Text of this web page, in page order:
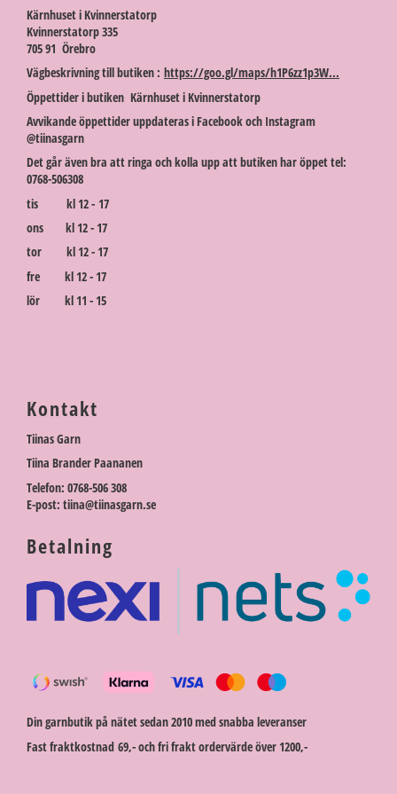
Kärnhuset i Kvinnerstatorp
Kvinnerstatorp 335
705 91 Örebro
Vägbeskrivning till butiken : https://goo.gl/maps/h1P6zz1p3W...
Öppettider i butiken Kärnhuset i Kvinnerstatorp
Avvikande öppettider uppdateras i Facebook och Instagram
@tiinasgarn
Det går även bra att ringa och kolla upp att butiken har öppet tel:
0768-506308
tis kl 12 - 17
ons kl 12 - 17
tor kl 12 - 17
fre kl 12 - 17
lör kl 11 - 15
Kontakt
Tiinas Garn
Tiina Brander Paananen
Telefon: 0768-506 308
E-post: tiina@tiinasgarn.se
Betalning
Din garnbutik på nätet sedan 2010 med snabba leveranser
Fast fraktkostnad 69,- och fri frakt ordervärde över 1200,-